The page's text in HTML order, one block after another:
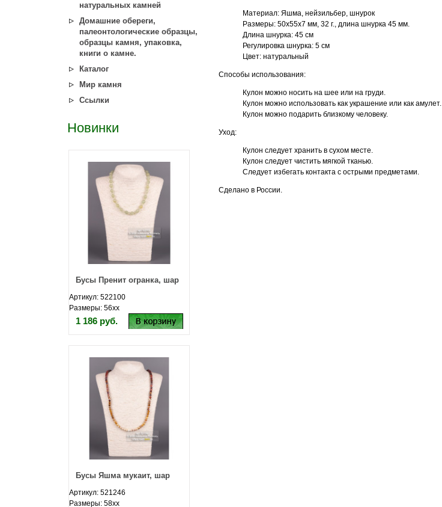
натуральных камней
Домашние обереги,
палеонтологические образцы,
образцы камня, упаковка,
книги о камне.
Каталог
Мир камня
Ссылки
Новинки
Бусы Пренит огранка, шар
Артикул: 522100
Размеры: 56хх
1 186 руб.
Бусы Яшма мукаит, шар
Артикул: 521246
Размеры: 58хх
Материал: Яшма, нейзильбер, шнурок
Размеры: 50х55х7 мм, 32 г., длина шнурка 45 мм.
Длина шнурка: 45 см
Регулировка шнурка: 5 см
Цвет: натуральный
Способы использования:
Кулон можно носить на шее или на груди.
Кулон можно использовать как украшение или как амулет.
Кулон можно подарить близкому человеку.
Уход:
Кулон следует хранить в сухом месте.
Кулон следует чистить мягкой тканью.
Следует избегать контакта с острыми предметами.
Сделано в России.